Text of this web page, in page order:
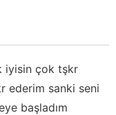
iyisin çok tşkr
ederim sanki seni
başladım